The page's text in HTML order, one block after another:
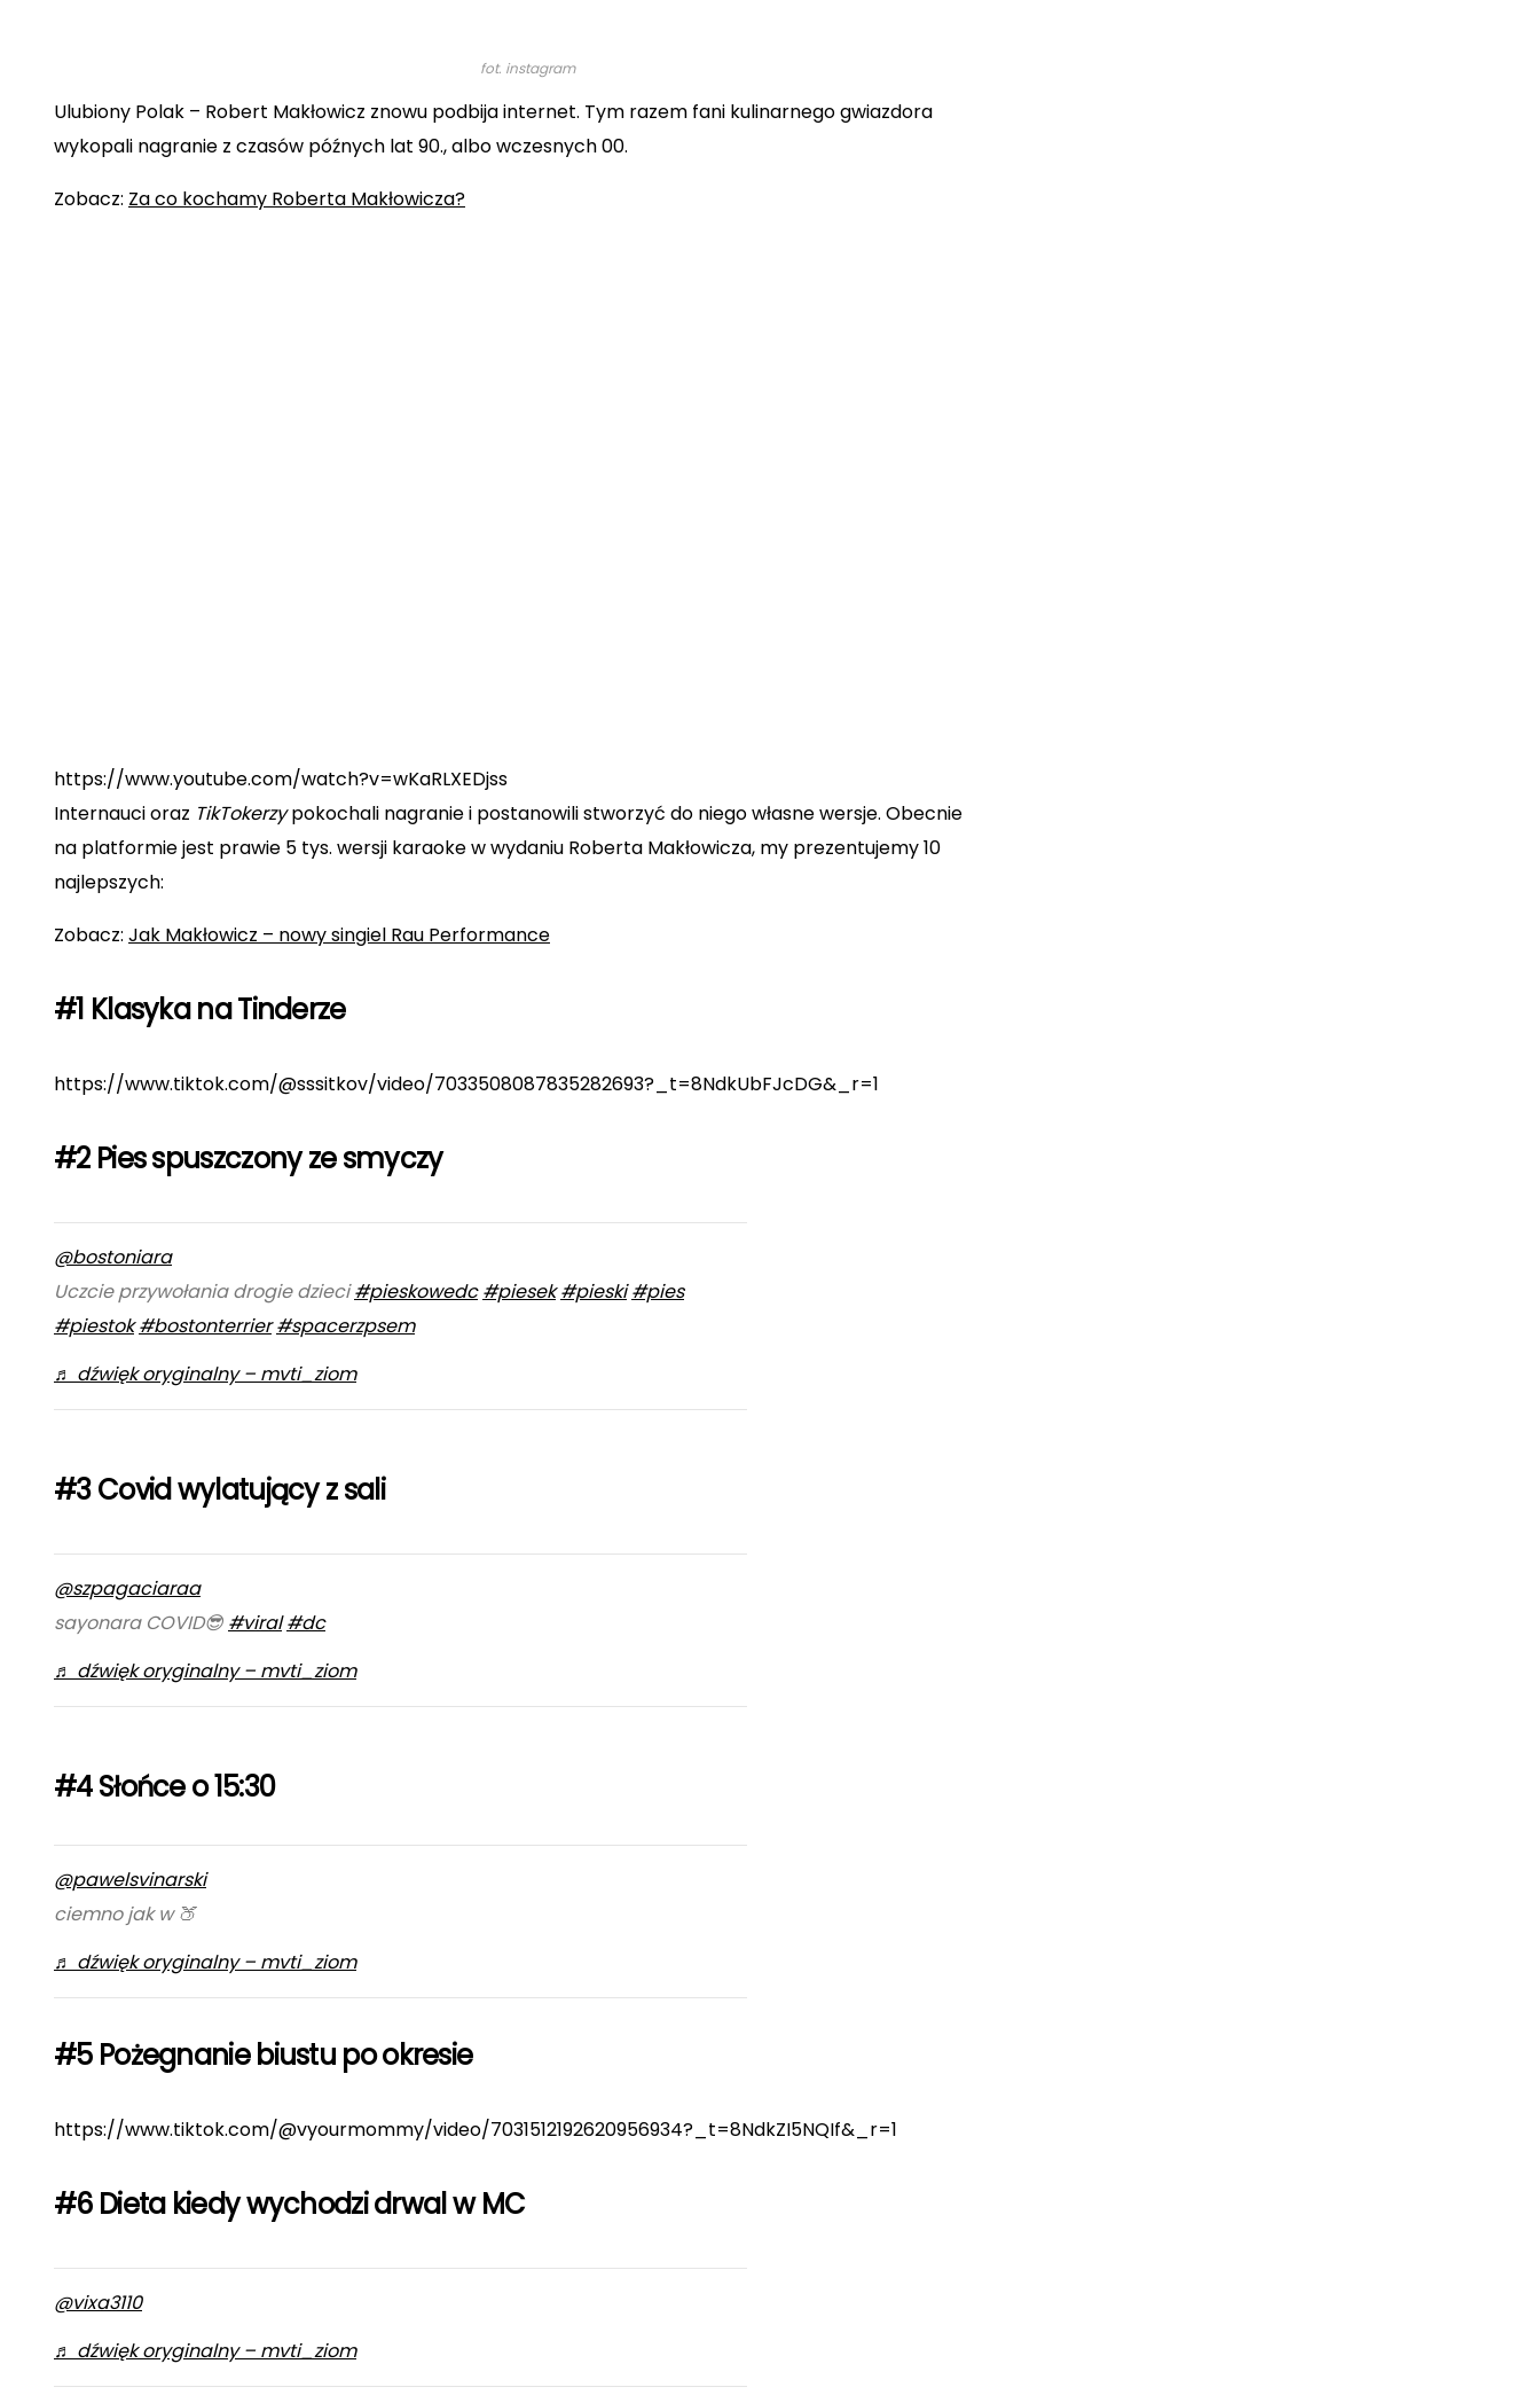
fot. instagram
Ulubiony Polak – Robert Makłowicz znowu podbija internet. Tym razem fani kulinarnego gwiazdora
wykopali nagranie z czasów późnych lat 90., albo wczesnych 00.
Zobacz: Za co kochamy Roberta Makłowicza?
https://www.youtube.com/watch?v=wKaRLXEDjss
Internauci oraz TikTokerzypokochali nagranie i postanowili stworzyć do niego własne wersje. Obecnie
na platformie jest prawie 5 tys. wersji karaoke w wydaniu Roberta Makłowicza, my prezentujemy 10
najlepszych:
Zobacz: Jak Makłowicz – nowy singiel Rau Performance
#1 Klasyka na Tinderze
https://www.tiktok.com/@sssitkov/video/7033508087835282693?_t=8NdkUbFJcDG&_r=1
#2 Pies spuszczony ze smyczy
@bostoniara
Uczcie przywołania drogie dzieci#pieskowedc #piesek #pieski #pies
#piestok #bostonterrier #spacerzpsem
♬ dźwięk oryginalny – mvti_ziom
#3 Covid wylatujący z sali
@szpagaciaraa
sayonara COVID😎 #viral #dc
♬ dźwięk oryginalny – mvti_ziom
#4 Słońce o 15:30
@pawelsvinarski
ciemno jak w 🍑
♬ dźwięk oryginalny – mvti_ziom
#5 Pożegnanie biustu po okresie
https://www.tiktok.com/@vyourmommy/video/7031512192620956934?_t=8NdkZI5NQIf&_r=1
#6 Dieta kiedy wychodzi drwal w MC
@vixa3110
♬ dźwięk oryginalny – mvti_ziom